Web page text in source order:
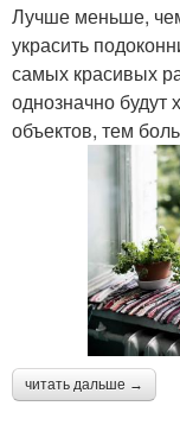
Лучше меньше,
украсить
самых красивых
однозначно
объектов, тем
читать дальше →